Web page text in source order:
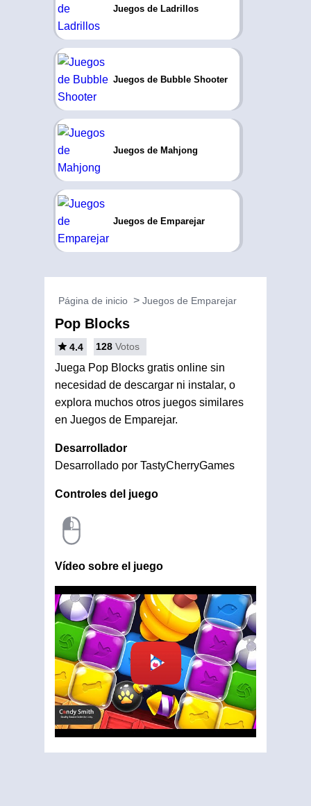
Juegos de Ladrillos
Juegos de Bubble Shooter
Juegos de Mahjong
Juegos de Emparejar
Página de inicio Juegos de Emparejar
Pop Blocks
4.4 128 Votos
Juega Pop Blocks gratis online sin
necesidad de descargar ni instalar, o
explora muchos otros juegos similares
en Juegos de Emparejar.
Desarrollador
Desarrollado por TastyCherryGames
Controles del juego
Vídeo sobre el juego